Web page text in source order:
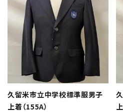
久留米市立中学校標準服男子
上着（155A）
カテゴリー
検索す